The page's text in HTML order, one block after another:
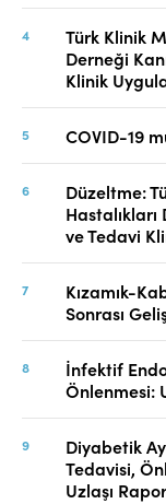
Türk Klinik
Derneği
Klinik
COVID-19
Düzeltme:
Hastalıkları
ve Tedavi
Kızamık-
Sonrası
İnfektif
Önlenmesi:
Diyabetik
Tedavisi,
Uzlaşı